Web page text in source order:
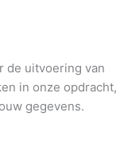
de uitvoering van
in onze opdracht,
gegevens.